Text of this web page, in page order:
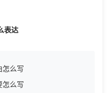
表达
怎么写
怎么写